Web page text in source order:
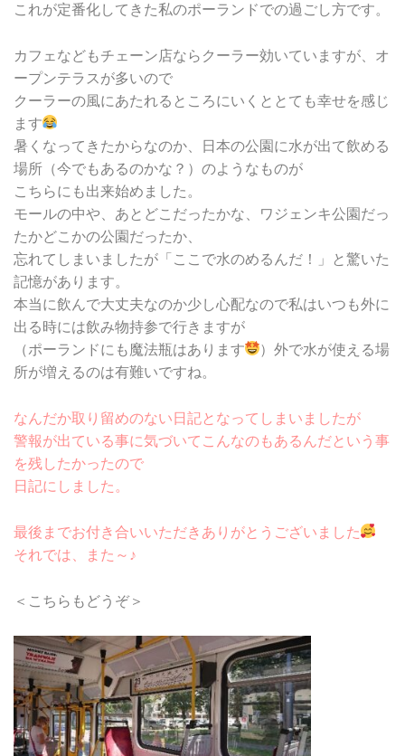
これが定番化してきた私のポーランドでの過ごし方です。
カフェなどもチェーン店ならクーラー効いていますが、オ
ープンテラスが多いので
クーラーの風にあたれるところにいくととても幸せを感じ
ます
暑くなってきたからなのか、日本の公園に水が出て飲める
場所（今でもあるのかな？）のようなものが
こちらにも出来始めました。
モールの中や、あとどこだったかな、ワジェンキ公園だっ
たかどこかの公園だったか、
忘れてしまいましたが「ここで水のめるんだ！」と驚いた
記憶があります。
本当に飲んで大丈夫なのか少し心配なので私はいつも外に
出る時には飲み物持参で行きますが
（ポーランドにも魔法瓶はあります
）外で水が使える場
所が増えるのは有難いですね。
なんだか取り留めのない日記となってしまいましたが
警報が出ている事に気づいてこんなのもあるんだという事
を残したかったので
日記にしました。
最後までお付き合いいただきありがとうございました
それでは、また～♪
＜こちらもどうぞ＞